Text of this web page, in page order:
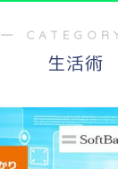
―
生活術